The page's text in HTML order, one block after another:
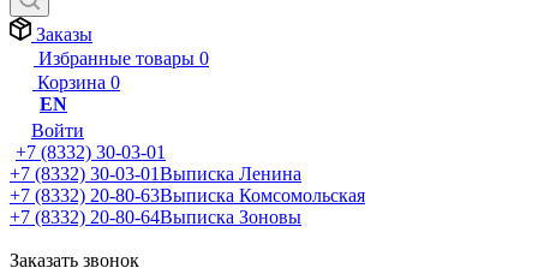
Заказы
Избранные товары 0
Корзина 0
EN
Войти
+7 (8332) 30-03-01
+7 (8332) 30-03-01Выписка Ленина
+7 (8332) 20-80-63Выписка Комсомольская
+7 (8332) 20-80-64Выписка Зоновы
Заказать звонок